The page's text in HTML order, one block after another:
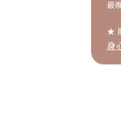
最
★
身